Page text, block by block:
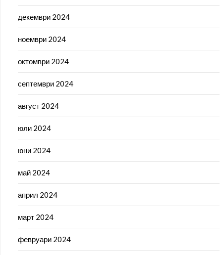
декември 2024
ноември 2024
октомври 2024
септември 2024
август 2024
юли 2024
юни 2024
май 2024
април 2024
март 2024
февруари 2024